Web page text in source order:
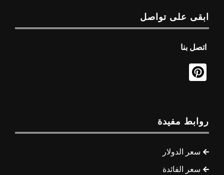
ابقى على تواصل
اتصل بنا
روابط مفيدة
سعر الدولار
سعر الفائدة